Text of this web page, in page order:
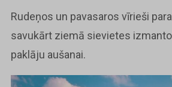
Rudeņos un pavasaros vīrieši
savukārt ziemā sievietes
paklāju aušanai.